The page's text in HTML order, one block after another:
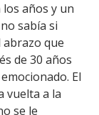
años y un
sabía si
abrazo que
de 30 años
El
vuelta a la
se le